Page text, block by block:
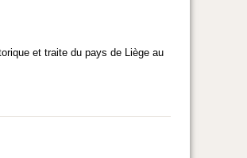
et traite du pays de Liège au